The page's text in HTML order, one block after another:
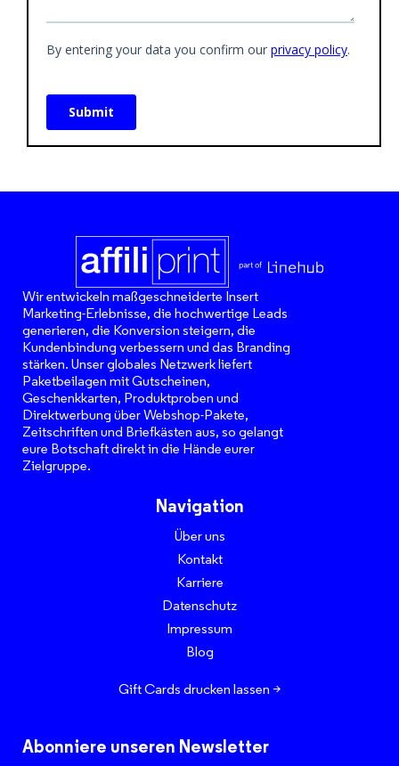
Wir entwickeln maßgeschneiderte Insert
Marketing-Erlebnisse, die hochwertige Leads
generieren, die Konversion steigern, die
Kundenbindung verbessern und das Branding
stärken. Unser globales Netzwerk liefert
Paketbeilagen mit Gutscheinen,
Geschenkkarten, Produktproben und
Direktwerbung über Webshop-Pakete,
Zeitschriften und Briefkästen aus, so gelangt
eure Botschaft direkt in die Hände eurer
Zielgruppe.
Navigation
Über uns
Kontakt
Karriere
Datenschutz
Impressum
Blog
Gift Cards drucken lassen >
Abonniere unseren Newsletter